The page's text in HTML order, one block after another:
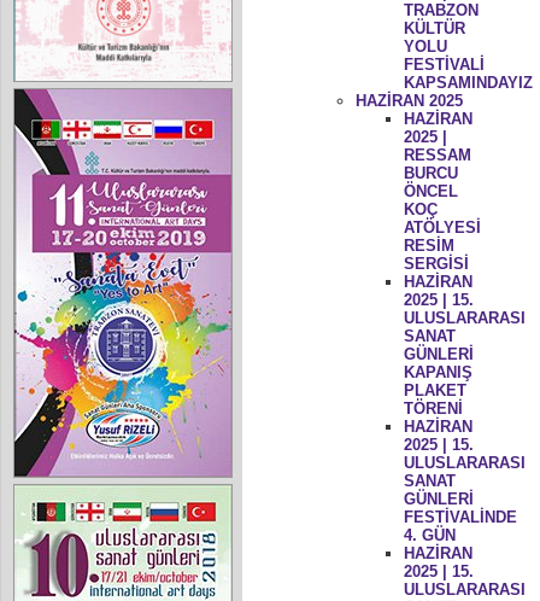
TRABZON
KÜLTÜR
YOLU
FESTİVALİ
KAPSAMINDAYIZ
HAZİRAN 2025
HAZİRAN
2025 |
RESSAM
BURCU
ÖNCEL
KOÇ
ATÖLYESİ
RESİM
SERGİSİ
HAZİRAN
2025 | 15.
ULUSLARARASI
SANAT
GÜNLERİ
KAPANIŞ
PLAKET
TÖRENİ
HAZİRAN
2025 | 15.
ULUSLARARASI
SANAT
GÜNLERİ
FESTİVALİNDE
4. GÜN
HAZİRAN
2025 | 15.
ULUSLARARASI